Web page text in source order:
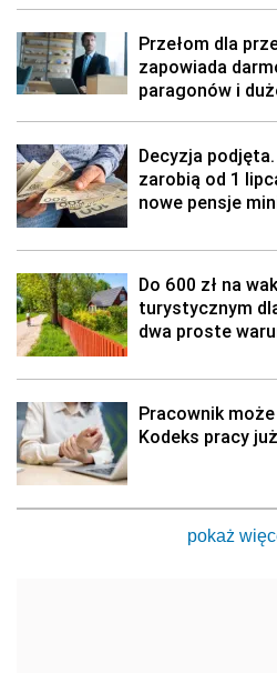
Przełom dla
zapowiada
paragonów i
Decyzja
zarobią od 1
nowe pensje
Do 600 zł na
turystycznym
dwa proste
Pracownik
Kodeks pracy
pokaż